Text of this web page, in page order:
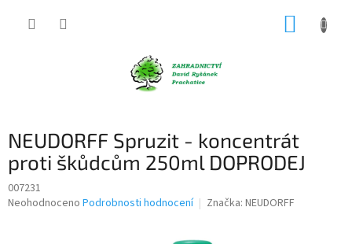
NEUDORFF Spruzit - koncentrát
proti škůdcům 250ml DOPRODEJ
007231
Průměrné
Neohodnoceno Podrobnosti hodnocení Značka: NEUDORFF